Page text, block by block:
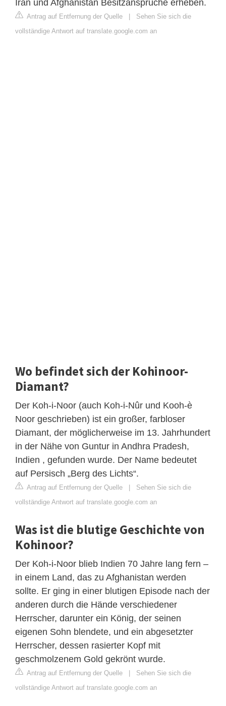
Iran und Afghanistan Besitzansprüche erheben.
Antrag auf Entfernung der Quelle | Sehen Sie sich die
vollständige Antwort auf translate.google.com an
Wo befindet sich der Kohinoor-
Diamant?
Der Koh-i-Noor (auch Koh-i-Nûr und Kooh-è
Noor geschrieben) ist ein großer, farbloser
Diamant, der möglicherweise im 13. Jahrhundert
in der Nähe von Guntur in Andhra Pradesh,
Indien , gefunden wurde. Der Name bedeutet
auf Persisch „Berg des Lichts“.
Antrag auf Entfernung der Quelle | Sehen Sie sich die
vollständige Antwort auf translate.google.com an
Was ist die blutige Geschichte von
Kohinoor?
Der Koh-i-Noor blieb Indien 70 Jahre lang fern –
in einem Land, das zu Afghanistan werden
sollte. Er ging in einer blutigen Episode nach der
anderen durch die Hände verschiedener
Herrscher, darunter ein König, der seinen
eigenen Sohn blendete, und ein abgesetzter
Herrscher, dessen rasierter Kopf mit
geschmolzenem Gold gekrönt wurde.
Antrag auf Entfernung der Quelle | Sehen Sie sich die
vollständige Antwort auf translate.google.com an